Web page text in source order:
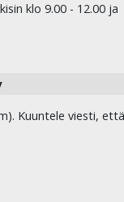
klo 9.00 - 12.00 ja
Kuuntele viesti, että